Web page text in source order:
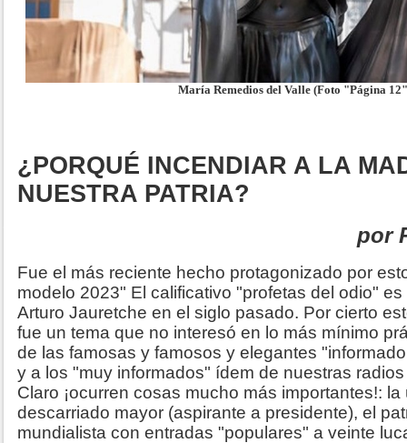
María Remedios del Valle (Foto "Página
¿PORQUÉ INCENDIAR A LA
NUESTRA PATRIA?
por
Fue el más reciente hecho protagonizado por
modelo 2023" El calificativo "profetas del odio"
Arturo Jauretche en el siglo pasado. Por cierto
fue un tema que no interesó en lo más mínimo
de las famosas y famosos y elegantes
y a los "muy informados" ídem de nuestras
Claro ¡ocurren cosas mucho más importantes!:
descarriado mayor (aspirante a presidente), el
mundialista con entradas "populares" a veinte